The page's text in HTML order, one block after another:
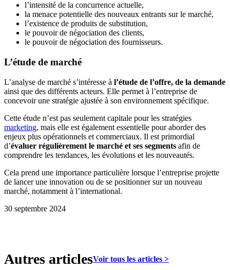
l’intensité de la concurrence actuelle,
la menace potentielle des nouveaux entrants sur le marché,
l’existence de produits de substitution,
le pouvoir de négociation des clients,
le pouvoir de négociation des fournisseurs.
L’étude de marché
L’analyse de marché s’intéresse à l’étude de l’offre, de la demande
ainsi que des différents acteurs. Elle permet à l’entreprise de
concevoir une stratégie ajustée à son environnement spécifique.
Cette étude n’est pas seulement capitale pour les stratégies
marketing, mais elle est également essentielle pour aborder des
enjeux plus opérationnels et commerciaux. Il est primordial
d’évaluer régulièrement le marché et ses segments afin de
comprendre les tendances, les évolutions et les nouveautés.
Cela prend une importance particulière lorsque l’entreprise projette
de lancer une innovation ou de se positionner sur un nouveau
marché, notamment à l’international.
30 septembre 2024
Autres articlesVoir tous les articles >